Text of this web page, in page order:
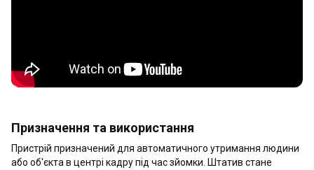
Призначення та використання
Пристрій призначений для автоматичного утримання людини
або об'єкта в центрі кадру під час зйомки. Штатив стане